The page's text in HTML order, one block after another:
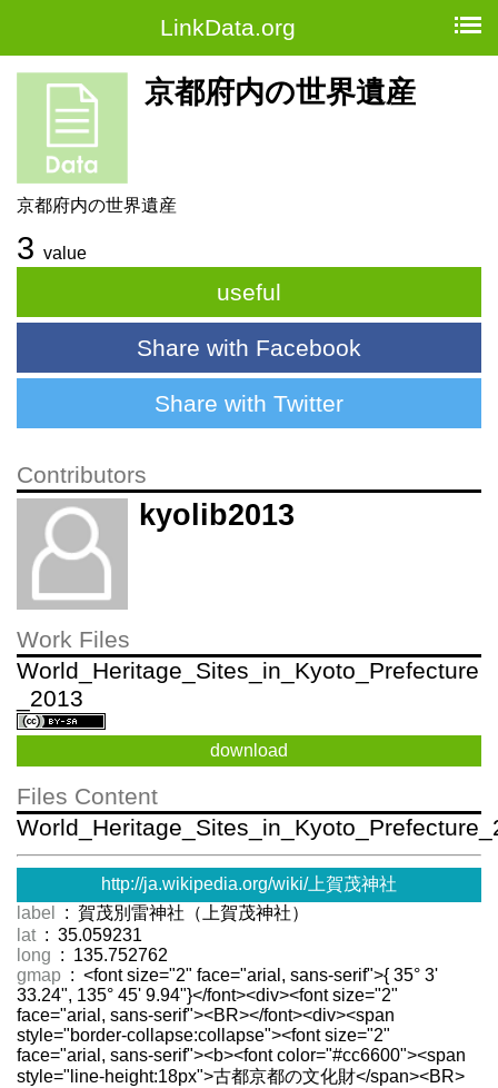
LinkData.org
京都府内の世界遺産
京都府内の世界遺産
3 value
useful
Share with Facebook
Share with Twitter
Contributors
kyolib2013
Work Files
World_Heritage_Sites_in_Kyoto_Prefecture
_2013
download
Files Content
http://ja.wikipedia.org/wiki/上賀茂神社
label
: 賀茂別雷神社（上賀茂神社）
lat : 35.059231
long : 135.752762
gmap : <font size="2" face="arial, sans-serif">{ 35° 3'
33.24", 135° 45' 9.94"}</font><div><font size="2"
face="arial, sans-serif"><BR></font><div><span
style="border-collapse:collapse"><font size="2"
face="arial, sans-serif"><b><font color="#cc6600"><span
style="line-height:18px">古都京都の文化財</span><BR>